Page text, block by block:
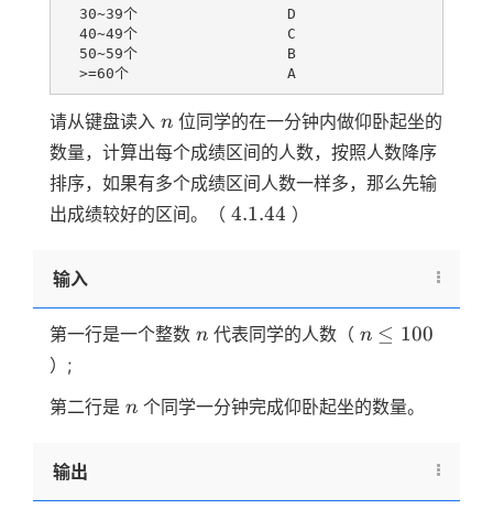
请从键盘读入 n
n 位同学的在一分钟内做仰卧起坐的
数量，计算出每个成绩区间的人数，按照人数降序
排序，如果有多个成绩区间人数一样多，那么先输
出成绩较好的区间。（ 4.1.44
4.1.44 ）
输入
第一行是一个整数 n
n 代表同学的人数（ n
n ≤ 100
）;
第二行是 n
n 个同学一分钟完成仰卧起坐的数量。
输出